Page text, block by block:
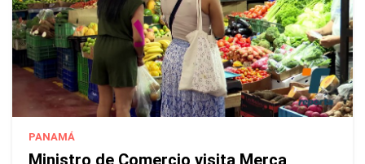
PANAMÁ